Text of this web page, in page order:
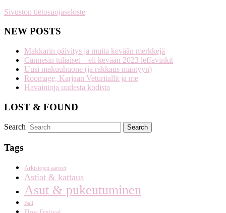
Sivuston tietosuojaseloste
NEW POSTS
Makkarin päivitys ja muita kevään merkkejä
Cannesin tuliaiset – eli kevään 2023 leffavinkit
Uusi makuuhuone (ja rakkaus mäntyyn)
Roomage, Karjaan Veturitallit ja me
Havaintoja uudesta kodista
LOST & FOUND
Search
Tags
Arkistojen aarteet
Astiat & kattaus
Asut & pukeutuminen
Bali